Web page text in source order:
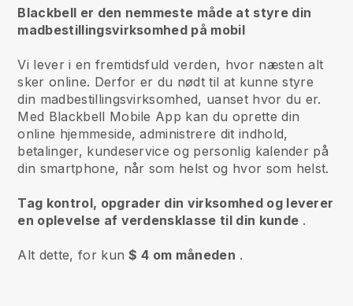
Blackbell er den nemmeste måde at styre din
madbestillingsvirksomhed på mobil
Vi lever i en fremtidsfuld verden, hvor næsten alt
sker online. Derfor er du nødt til at kunne styre
din madbestillingsvirksomhed, uanset hvor du er.
Med Blackbell Mobile App kan du oprette din
online hjemmeside, administrere dit indhold,
betalinger, kundeservice og personlig kalender på
din smartphone, når som helst og hvor som helst.
Tag kontrol, opgrader din virksomhed og leverer
en oplevelse af verdensklasse til din kunde .
Alt dette, for kun$ 4 om måneden .